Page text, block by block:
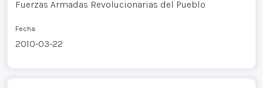
Fuerzas Armadas Revolucionarias del Pueblo
Fecha
2010-03-22